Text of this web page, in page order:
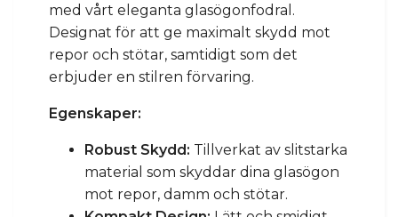
med vårt eleganta glasögonfodral.
Designat för att ge maximalt skydd mot
repor och stötar, samtidigt som det
erbjuder en stilren förvaring.
Egenskaper:
Robust Skydd: Tillverkat av slitstarka
material som skyddar dina glasögon
mot repor, damm och stötar.